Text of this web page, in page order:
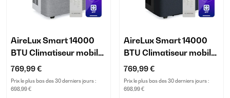
AireLux Smart 14000
BTU Climatiseur mobile
Gris
769,99 €
Prix le plus bas des 30 derniers jours :
698,99 €
AireLux Smart 14000
BTU Climatiseur mobile
Gris foncé
769,99 €
Prix le plus bas des 30 derniers jours :
698,99 €